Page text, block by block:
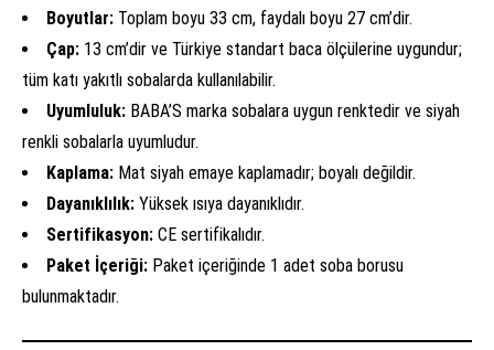
Boyutlar: Toplam boyu 33 cm, faydalı boyu 27 cm’dir.
Çap: 13 cm’dir ve Türkiye standart baca ölçülerine uygundur;
tüm katı yakıtlı sobalarda kullanılabilir.
Uyumluluk: BABA’S marka sobalara uygun renktedir ve siyah
renkli sobalarla uyumludur.
Kaplama: Mat siyah emaye kaplamadır; boyalı değildir.
Dayanıklılık: Yüksek ısıya dayanıklıdır.
Sertifikasyon: CE sertifikalıdır.
Paket İçeriği: Paket içeriğinde 1 adet soba borusu
bulunmaktadır.